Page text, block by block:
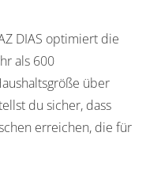
DIAS optimiert die
als 600
über
du sicher, dass
erreichen, die für